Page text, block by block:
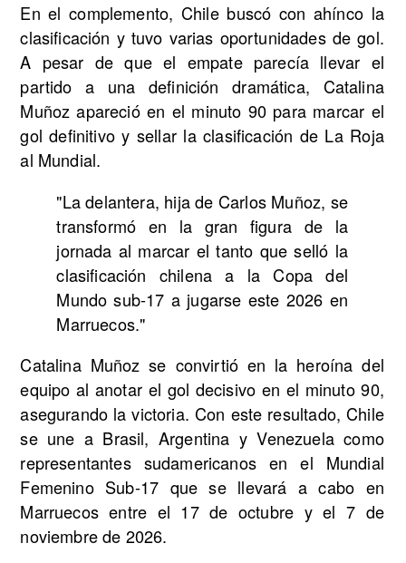
En el complemento, Chile buscó con ahínco la
clasificación y tuvo varias oportunidades de gol.
A pesar de que el empate parecía llevar el
partido a una definición dramática, Catalina
Muñoz apareció en el minuto 90 para marcar el
gol definitivo y sellar la clasificación de La Roja
al Mundial.
"La delantera, hija de Carlos Muñoz, se
transformó en la gran figura de la
jornada al marcar el tanto que selló la
clasificación chilena a la Copa del
Mundo sub-17 a jugarse este 2026 en
Marruecos."
Catalina Muñoz se convirtió en la heroína del
equipo al anotar el gol decisivo en el minuto 90,
asegurando la victoria. Con este resultado, Chile
se une a Brasil, Argentina y Venezuela como
representantes sudamericanos en el Mundial
Femenino Sub-17 que se llevará a cabo en
Marruecos entre el 17 de octubre y el 7 de
noviembre de 2026.